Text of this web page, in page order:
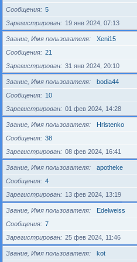
Сообщения
5
Зарегистрирован
19 янв 2024, 07:13
Звание, Имя пользователя
Xeni15
Сообщения
21
Зарегистрирован
31 янв 2024, 20:10
Звание, Имя пользователя
bodia44
Сообщения
10
Зарегистрирован
01 фев 2024, 14:28
Звание, Имя пользователя
Hristenko
Сообщения
38
Зарегистрирован
08 фев 2024, 16:41
Звание, Имя пользователя
apotheke
Сообщения
4
Зарегистрирован
13 фев 2024, 13:19
Звание, Имя пользователя
Edelweiss
Сообщения
7
Зарегистрирован
25 фев 2024, 11:46
Звание, Имя пользователя
kot